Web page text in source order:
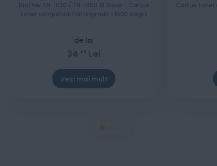
Brother TN-1030 / TN-1050 XL Black - Cartus
toner compatibil Printingmall - 1500 pagini
de la:
34 49 Lei
Vezi mai mult
Cartus toner